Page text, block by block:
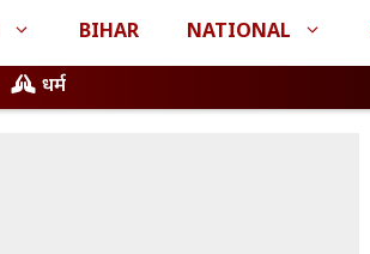
BIHAR NATIONAL
धर्म